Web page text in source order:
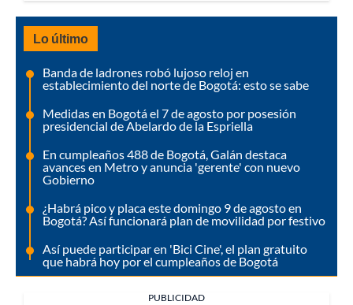
Lo último
Banda de ladrones robó lujoso reloj en
establecimiento del norte de Bogotá: esto se sabe
Medidas en Bogotá el 7 de agosto por posesión
presidencial de Abelardo de la Espriella
En cumpleaños 488 de Bogotá, Galán destaca
avances en Metro y anuncia 'gerente' con nuevo
Gobierno
¿Habrá pico y placa este domingo 9 de agosto en
Bogotá? Así funcionará plan de movilidad por festivo
Así puede participar en 'Bici Cine', el plan gratuito
que habrá hoy por el cumpleaños de Bogotá
PUBLICIDAD